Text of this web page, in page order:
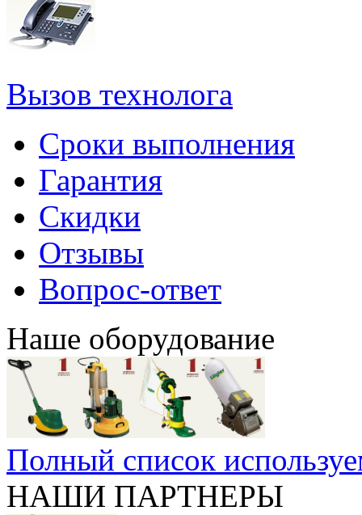
Вызов технолога
Сроки выполнения
Гарантия
Скидки
Отзывы
Вопрос-ответ
Наше оборудование
Полный список
НАШИ ПАРТНЕРЫ